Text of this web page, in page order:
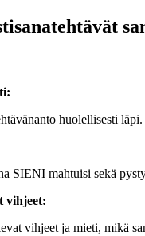
huolellisesti
SIENI mahtuisi sekä
vihjeet:
vihjeet ja mieti, mikä